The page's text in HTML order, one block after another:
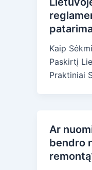
Kaip
Paskirtį
Praktiniai
Ar
bendro